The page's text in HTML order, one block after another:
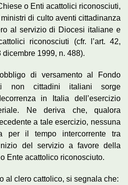
o Enti acattolici riconosciuti,
di culto aventi cittadinanza
al servizio di Diocesi italiane e
riconosciuti (cfr. l’art. 42,
1999, n. 488).
di versamento al Fondo
non cittadini italiani sorge
in Italia dell’esercizio
Ne deriva che, qualora
a tale esercizio, nessuna
per il tempo intercorrente tra
del servizio a favore della
Ente acattolico riconosciuto.
al clero cattolico, si segnala che: